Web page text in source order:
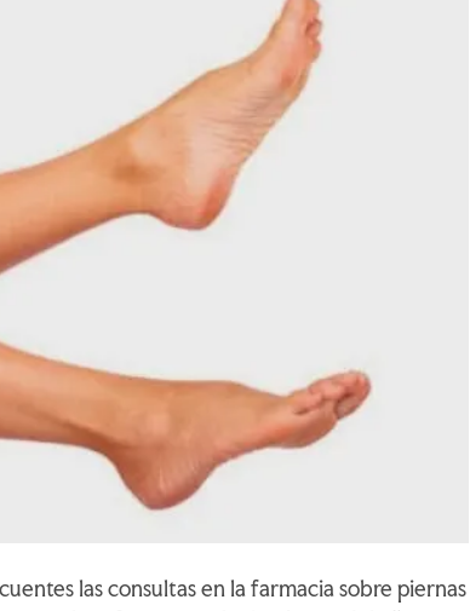
las consultas en la farmacia sobre piernas